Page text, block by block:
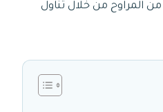
من المراوح من خلال تناول